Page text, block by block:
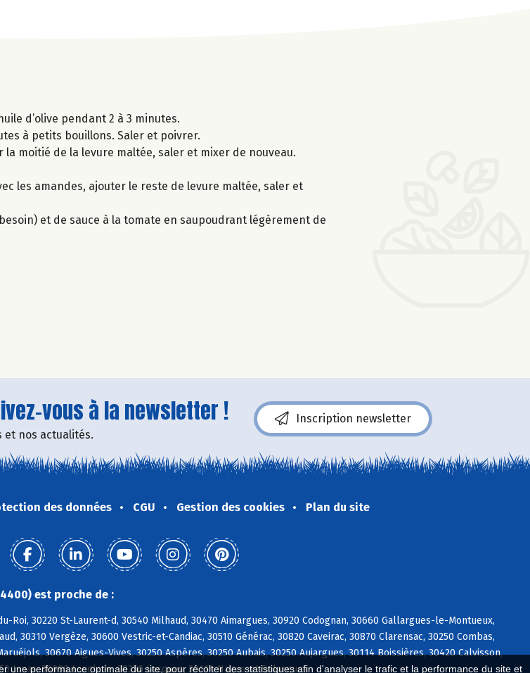
performance optimale du site, pour récolter des statistiques afin d'analyser le trafic et la performance du site et
d’olive pendant 2 à 3 minutes.
à petits bouillons. Saler et poivrer.
la moitié de la levure maltée, saler et mixer de nouveau.
les amandes, ajouter le reste de levure maltée, saler et
et de sauce à la tomate en saupoudrant légèrement de
vous à la newsletter !
et nos actualités.
Inscription newsletter
des données CGU Gestion des cookies Plan du site
est proche de :
Roi, 30220 St-Laurent-d, 30540 Milhaud, 30470 Aimargues, 30920 Codognan, 30660 Gallargues-le-Montueux,
30310 Vergèze, 30600 Vestric-et-Candiac, 30510 Générac, 30820 Caveirac, 30870 Clarensac, 30250 Combas,
30670 Aigues-Vives, 30250 Aspères, 30250 Aubais, 30250 Aujargues, 30114 Boissières, 30420 Calvisson,
Junas, 30980 Langlade, 30250 Lecques, 30114 Nages-et-Solorgues